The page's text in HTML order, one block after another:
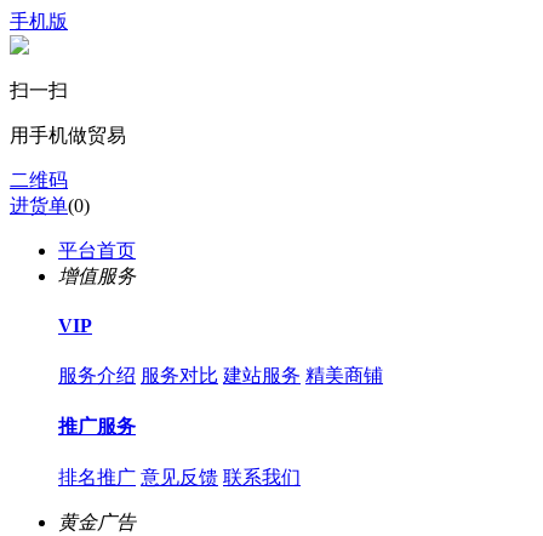
手机版
扫一扫
用手机做贸易
二维码
进货单(0)
平台首页
增值服务
VIP
服务介绍 服务对比 建站服务 精美商铺
推广服务
排名推广 意见反馈 联系我们
黄金广告